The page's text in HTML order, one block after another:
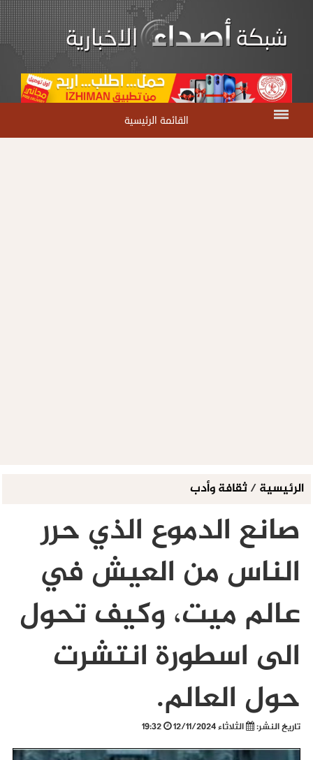
القائمة الرئيسية
الرئيسية/ثقافة وأدب
صانع الدموع الذي حرر
الناس من العيش في
عالم ميت، وكيف تحول
الى اسطورة انتشرت
حول العالم.
تاريخ النشر: الثلاثاء 12/11/2024